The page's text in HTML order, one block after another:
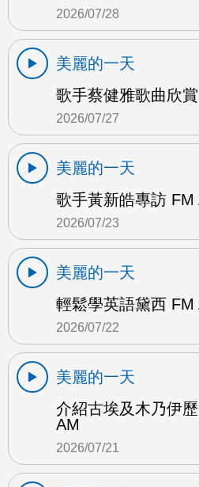
2026/07/28
美麗的一天
歌手蔡健雅歌曲欣
2026/07/27
美麗的一天
歌手黃新皓專訪 FM
2026/07/23
美麗的一天
輕鬆學英語黛西 FM
2026/07/22
美麗的一天
介紹古埃及木乃伊
AM
2026/07/21